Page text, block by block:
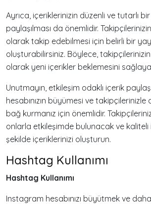
Ayrıca, içeriklerinizin düzenli ve tutarlı
paylaşılması da önemlidir.
olarak takip edebilmesi için belirli bir
oluşturabilirsiniz. Böylece,
olarak yeni içerikler beklemesini
Unutmayın, etkileşim odaklı içerik
hesabınızın büyümesi ve
bağ kurmanız için önemlidir.
onlarla etkileşimde bulunacak ve
şekilde içeriklerinizi oluşturun.
Hashtag Kullanımı
Hashtag Kullanımı
Instagram hesabınızı büyütmek ve